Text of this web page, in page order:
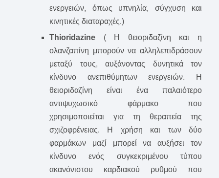
ενεργειών, όπως υπνηλία, σύγχυση και
κινητικές διαταραχές.)
Thioridazine ( Η θειοριδαζίνη και η
ολανζαπίνη μπορούν να αλληλεπιδράσουν
μεταξύ τους, αυξάνοντας δυνητικά τον
κίνδυνο ανεπιθύμητων ενεργειών. Η
θειοριδαζίνη είναι ένα παλαιότερο
αντιψυχωσικό φάρμακο που
χρησιμοποιείται για τη θεραπεία της
σχιζοφρένειας. Η χρήση και των δύο
φαρμάκων μαζί μπορεί να αυξήσει τον
κίνδυνο ενός συγκεκριμένου τύπου
ακανόνιστου καρδιακού ρυθμού που